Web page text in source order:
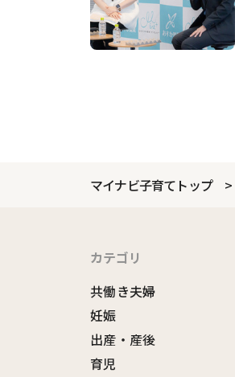
マイナビ子育てトップ
カテゴリ
共働き夫婦
妊娠
出産・産後
育児